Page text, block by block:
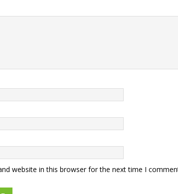
website in this browser for the next time I